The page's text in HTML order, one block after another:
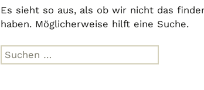
Es sieht so aus, als ob wir nicht das
haben. Möglicherweise hilft eine Suche.
Suche
nach: